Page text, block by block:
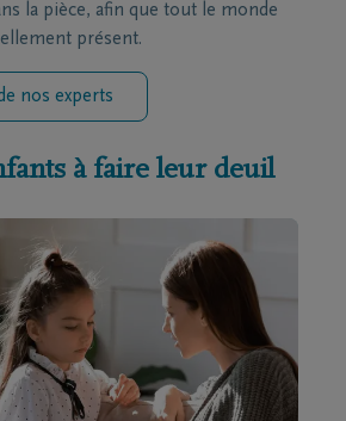
la pièce, afin que tout le monde
présent.
nos experts
à faire leur deuil